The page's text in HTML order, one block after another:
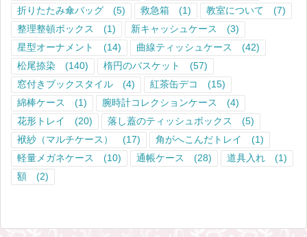
折りたたみ傘バッグ
(5) 救急箱 (1) 教室について
(7)
整理整頓ボックス
(1) 新キャッシュケース
(3)
星型オーナメント
(14) 曲線ティッシュケース
(42)
松尾捺染
(140) 楕円のバスケット
(57)
窓付きブックスタイル
(4) 紅茶缶デコ
(15)
綿棒ケース
(1) 腕時計コレクションケース
(4)
花形トレイ
(20) 落し蓋のティッシュボックス
(5)
袱紗（マルチケース）
(17) 角がへこんだトレイ
(1)
軽量メガネケース
(10) 通帳ケース (28) 道具入れ
(1)
額
(2)